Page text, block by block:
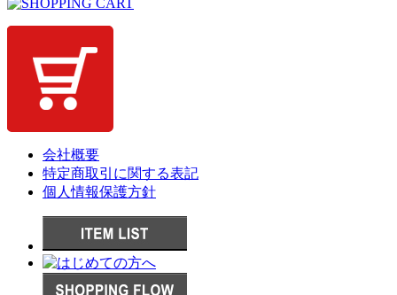
会社概要
特定商取引に関する表記
個人情報保護方針